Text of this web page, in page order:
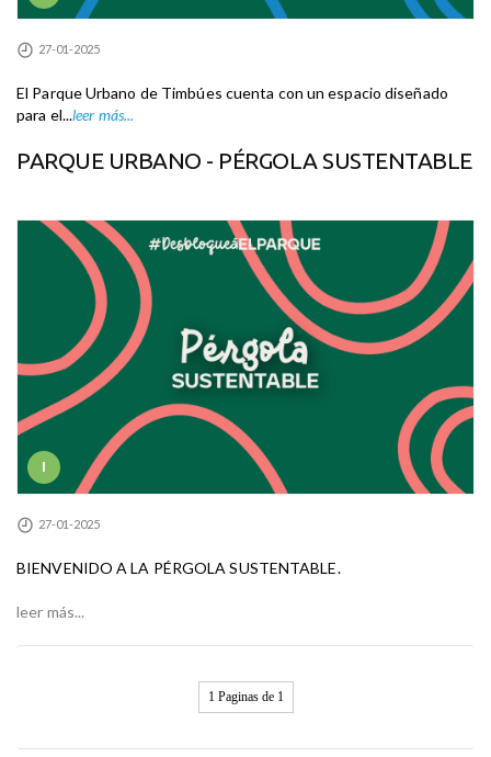
27-01-2025
El Parque Urbano de Timbúes cuenta con un espacio diseñado
para el...leer más...
PARQUE URBANO - PÉRGOLA SUSTENTABLE
I
27-01-2025
BIENVENIDO A LA PÉRGOLA SUSTENTABLE.
leer más...
1 Paginas de 1